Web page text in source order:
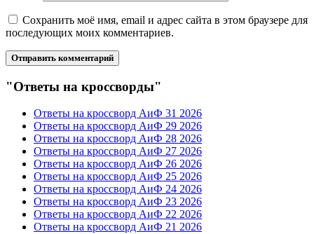
Сохранить моё имя, email и адрес сайта в этом браузере для
последующих моих комментариев.
"Ответы на кроссворды"
Ответы на кроссворд АиФ 31 2026
Ответы на кроссворд АиФ 29 2026
Ответы на кроссворд АиФ 28 2026
Ответы на кроссворд АиФ 27 2026
Ответы на кроссворд АиФ 26 2026
Ответы на кроссворд АиФ 25 2026
Ответы на кроссворд АиФ 24 2026
Ответы на кроссворд АиФ 23 2026
Ответы на кроссворд АиФ 22 2026
Ответы на кроссворд АиФ 21 2026